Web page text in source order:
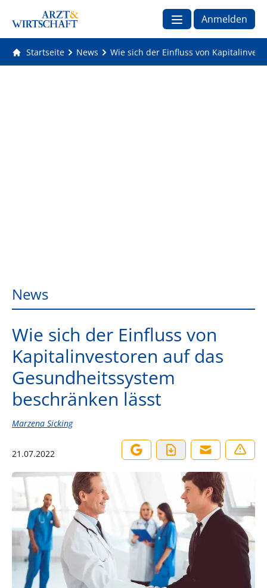
Anmelden
Startseite News Wie sich der Einfluss von
News
Wie sich der Einfluss von
Kapitalinvestoren auf das
Gesundheitssystem
beschränken lässt
Marzena Sicking
21.07.2022